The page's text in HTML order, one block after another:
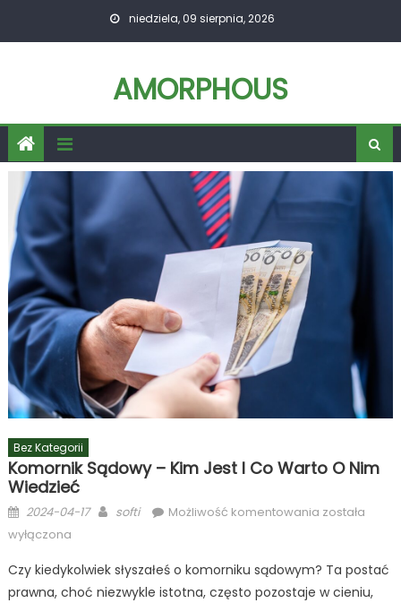
niedziela, 09 sierpnia, 2026
AMORPHOUS
Bez Kategorii
Komornik Sądowy – Kim Jest I Co Warto O Nim
Wiedzieć
Posted
on
2024-04-17 Author
softi Możliwość komentowania Komornik
Kim
jest
została
wyłączona
Czy kiedykolwiek słyszałeś o komorniku sądowym? Ta postać
prawna, choć niezwykle istotna, często pozostaje w cieniu,